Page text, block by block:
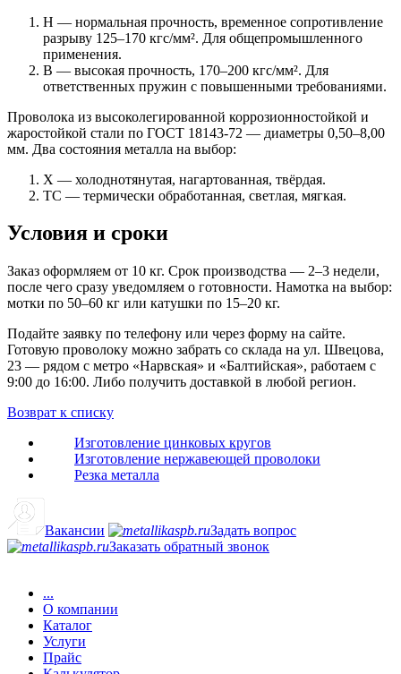
Н — нормальная прочность, временное сопротивление
разрыву 125–170 кгс/мм². Для общепромышленного
применения.
В — высокая прочность, 170–200 кгс/мм². Для
ответственных пружин с повышенными требованиями.
Проволока из высоколегированной коррозионностойкой и
жаростойкой стали по ГОСТ 18143-72 — диаметры 0,50–8,00
мм. Два состояния металла на выбор:
Х — холоднотянутая, нагартованная, твёрдая.
ТС — термически обработанная, светлая, мягкая.
Условия и сроки
Заказ оформляем от 10 кг. Срок производства — 2–3 недели,
после чего сразу уведомляем о готовности. Намотка на выбор:
мотки по 50–60 кг или катушки по 15–20 кг.
Подайте заявку по телефону или через форму на сайте.
Готовую проволоку можно забрать со склада на ул. Швецова,
23 — рядом с метро «Нарвская» и «Балтийская», работаем с
9:00 до 16:00. Либо получить доставкой в любой регион.
Возврат к списку
Изготовление цинковых кругов
Изготовление нержавеющей проволоки
Резка металла
Вакансии
Задать вопрос
Заказать обратный звонок
...
О компании
Каталог
Услуги
Прайс